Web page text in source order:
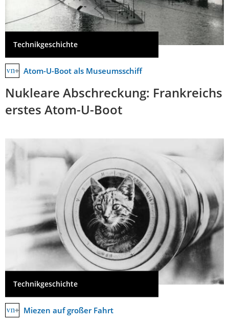
Technikgeschichte
Atom-U-Boot als Museumsschiff
Nukleare Abschreckung: Frankreichs
erstes Atom-U-Boot
Technikgeschichte
Miezen auf großer Fahrt